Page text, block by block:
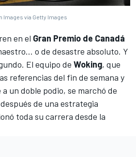
Images via Getty Images
en el Gran Premio de Canadá
o de desastre absoluto. Y
El equipo de Woking, que
referencias del fin de semana y
un doble podio, se marchó de
de una estrategia
toda su carrera desde la